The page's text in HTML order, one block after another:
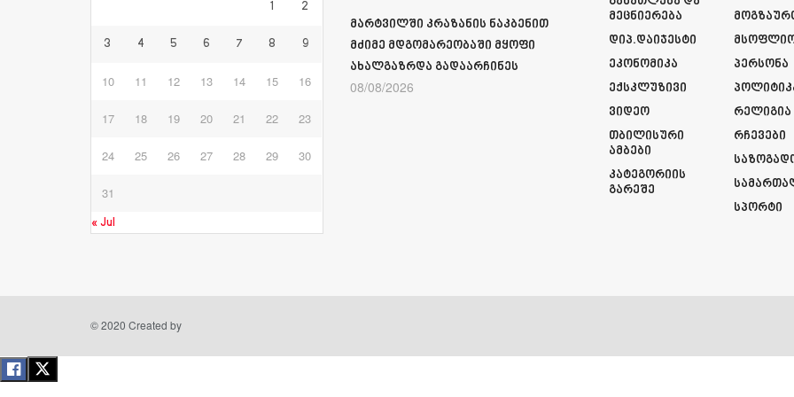
1 2
3 4 5 6 7 8 9
10 11 12 13 14 15 16
17 18 19 20 21 22 23
24 25 26 27 28 29 30
31
« Jul
მარტვილში კრაზანის ნაკბენით
მძიმე მდგომარეობაში მყოფი
ახალგაზრდა გადაარჩინეს
08/08/2026
Მეცნიერება
Დიპ.დაიჯესტი
Ეკონომიკა
Ექსკლუზივი
Ვიდეო
Თბილისური
Ამბები
Კატეგორიის
Გარეშე
Პერსონა
Რელიგია
Რჩევები
Სპორტი
© 2020 Created by